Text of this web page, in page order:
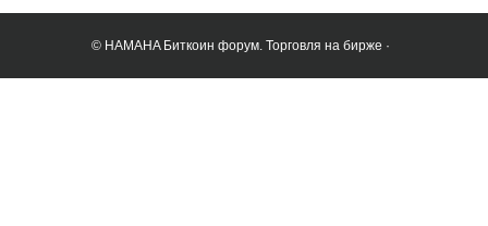
© HAMAHA Биткоин форум. Торговля на бирже ·